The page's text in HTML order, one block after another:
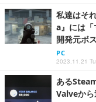
私達はそ
a』には「
開発元ボ
PC
2023.11.21
ある
Valveから